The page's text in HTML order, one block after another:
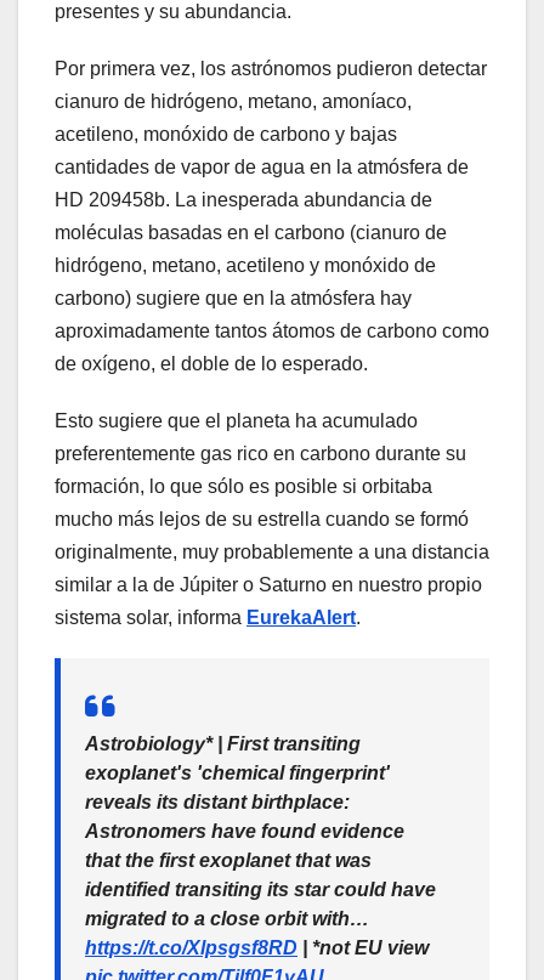
presentes y su abundancia.
Por primera vez, los astrónomos pudieron detectar
cianuro de hidrógeno, metano, amoníaco,
acetileno, monóxido de carbono y bajas
cantidades de vapor de agua en la atmósfera de
HD 209458b. La inesperada abundancia de
moléculas basadas en el carbono (cianuro de
hidrógeno, metano, acetileno y monóxido de
carbono) sugiere que en la atmósfera hay
aproximadamente tantos átomos de carbono como
de oxígeno, el doble de lo esperado.
Esto sugiere que el planeta ha acumulado
preferentemente gas rico en carbono durante su
formación, lo que sólo es posible si orbitaba
mucho más lejos de su estrella cuando se formó
originalmente, muy probablemente a una distancia
similar a la de Júpiter o Saturno en nuestro propio
sistema solar, informa EurekaAlert.
Astrobiology* | First transiting
exoplanet's 'chemical fingerprint'
reveals its distant birthplace:
Astronomers have found evidence
that the first exoplanet that was
identified transiting its star could have
migrated to a close orbit with…
https://t.co/Xlpsgsf8RD | *not EU view